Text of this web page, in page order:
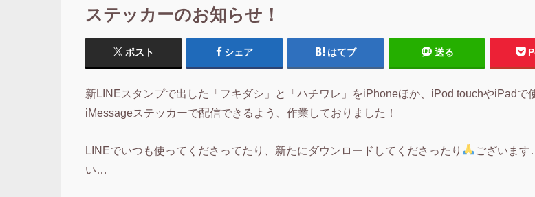
ステッカーのお知らせ！
ポスト シェア はてブ 送る
新LINEスタンプで出した「フキダシ」と「ハチワレ」をiPhoneほか、iPod touchやiPadで
iMessageステッカーで配信できるよう、作業しておりました！
LINEでいつも使ってくださってたり、新たにダウンロードしてくださったり
ございま
い…